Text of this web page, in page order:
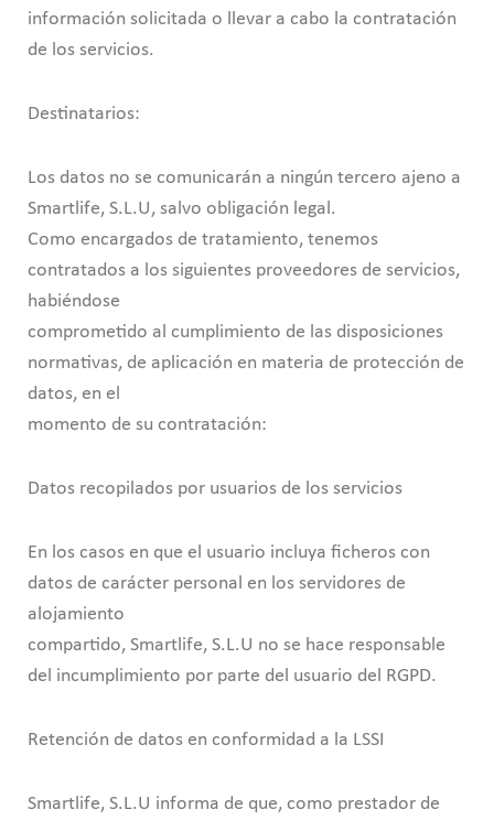
información solicitada o llevar a cabo la contratación
de los servicios.
Destinatarios:
Los datos no se comunicarán a ningún tercero ajeno a
Smartlife, S.L.U, salvo obligación legal.
Como encargados de tratamiento, tenemos
contratados a los siguientes proveedores de servicios,
habiéndose
comprometido al cumplimiento de las disposiciones
normativas, de aplicación en materia de protección de
datos, en el
momento de su contratación:
Datos recopilados por usuarios de los servicios
En los casos en que el usuario incluya ficheros con
datos de carácter personal en los servidores de
alojamiento
compartido, Smartlife, S.L.U no se hace responsable
del incumplimiento por parte del usuario del RGPD.
Retención de datos en conformidad a la LSSI
Smartlife, S.L.U informa de que, como prestador de